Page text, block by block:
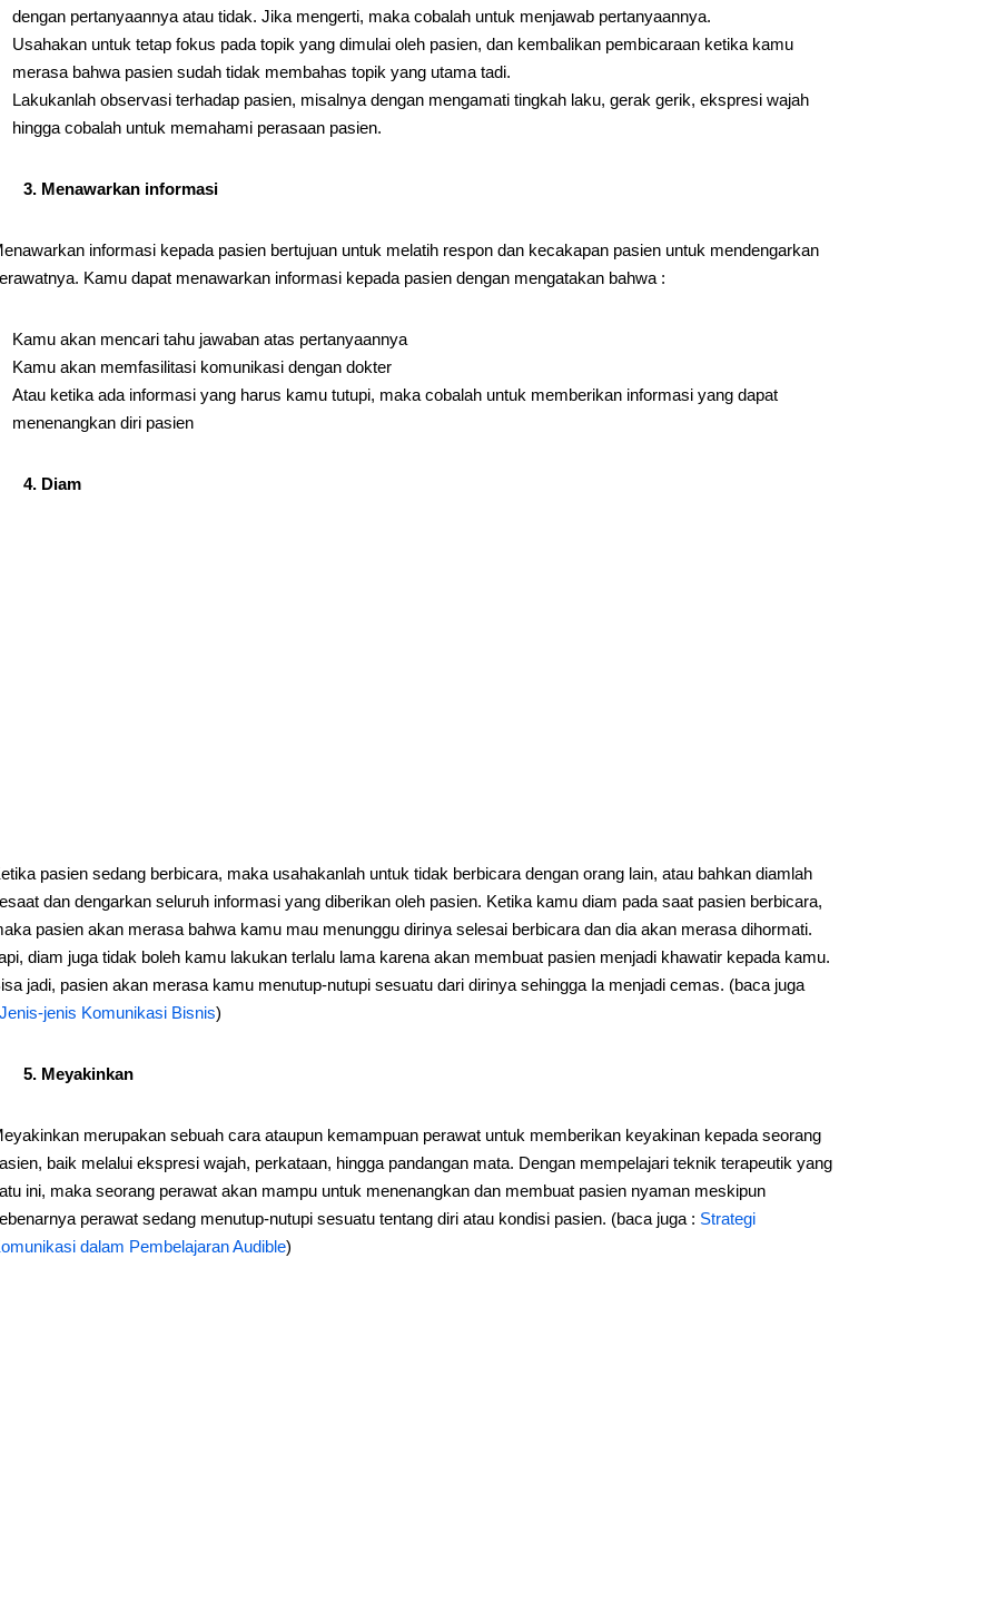
dengan pertanyaannya atau tidak. Jika mengerti, maka cobalah untuk menjawab pertanyaannya.
Usahakan untuk tetap fokus pada topik yang dimulai oleh pasien, dan kembalikan pembicaraan ketika kamu
merasa bahwa pasien sudah tidak membahas topik yang utama tadi.
Lakukanlah observasi terhadap pasien, misalnya dengan mengamati tingkah laku, gerak gerik, ekspresi wajah
hingga cobalah untuk memahami perasaan pasien.
3. Menawarkan informasi
informasi kepada pasien bertujuan untuk melatih respon dan kecakapan pasien untuk mendengarkan
Kamu dapat menawarkan informasi kepada pasien dengan mengatakan bahwa :
Kamu akan mencari tahu jawaban atas pertanyaannya
Kamu akan memfasilitasi komunikasi dengan dokter
Atau ketika ada informasi yang harus kamu tutupi, maka cobalah untuk memberikan informasi yang dapat
menenangkan diri pasien
4. Diam
pasien sedang berbicara, maka usahakanlah untuk tidak berbicara dengan orang lain, atau bahkan diamlah
dan dengarkan seluruh informasi yang diberikan oleh pasien. Ketika kamu diam pada saat pasien berbicara,
pasien akan merasa bahwa kamu mau menunggu dirinya selesai berbicara dan dia akan merasa dihormati.
diam juga tidak boleh kamu lakukan terlalu lama karena akan membuat pasien menjadi khawatir kepada kamu.
jadi, pasien akan merasa kamu menutup-nutupi sesuatu dari dirinya sehingga Ia menjadi cemas. (baca juga
jenis Komunikasi Bisnis)
5. Meyakinkan
merupakan sebuah cara ataupun kemampuan perawat untuk memberikan keyakinan kepada seorang
baik melalui ekspresi wajah, perkataan, hingga pandangan mata. Dengan mempelajari teknik terapeutik yang
ini, maka seorang perawat akan mampu untuk menenangkan dan membuat pasien nyaman meskipun
perawat sedang menutup-nutupi sesuatu tentang diri atau kondisi pasien. (baca juga : Strategi
dalam Pembelajaran Audible)